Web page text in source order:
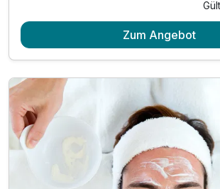
4 x reichhaltiges Frühstück
2 x Eintritt in die Sauna für 3 Std (ab 15
1 x Halo-Therapie in der Salzgrotte
inkl. Welcome Drink
inkl. Entspannung auf dem Barfuß-Kneipp-
inkl. Bademantel für den Aufenthalt
inkl. Parkplatz & W-LAN Nutzung
Zum Angebot